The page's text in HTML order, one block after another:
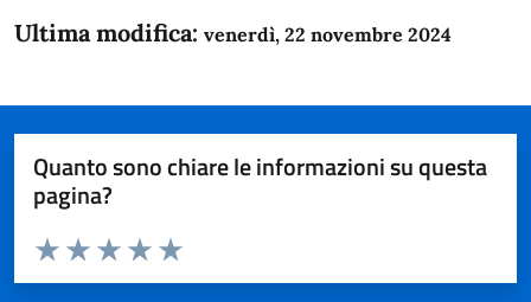
Ultima modifica: venerdì, 22 novembre 2024
Quanto sono chiare le informazioni su questa
pagina?
Domanda
Valuta da 1 a 5 stelle la pagina
Valuta 5 stelle su 5
Valuta 4 stelle su 5
Valuta 3 stelle su 5
Valuta 2 stelle su 5
Valuta 1 stelle su 5